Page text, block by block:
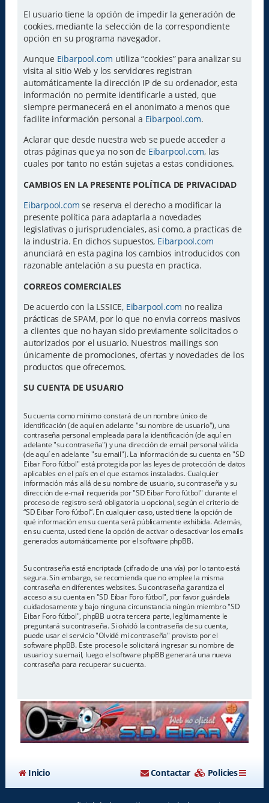
El usuario tiene la opción de impedir la generación de
cookies, mediante la selección de la correspondiente
opción en su programa navegador.
Aunque Eibarpool.com utiliza “cookies” para analizar su
visita al sitio Web y los servidores registran
automáticamente la dirección IP de su ordenador, esta
información no permite identificarle a usted, que
siempre permanecerá en el anonimato a menos que
facilite información personal a Eibarpool.com.
Aclarar que desde nuestra web se puede acceder a
otras páginas que ya no son de Eibarpool.com, las
cuales por tanto no están sujetas a estas condiciones.
CAMBIOS EN LA PRESENTE POLÍTICA DE PRIVACIDAD
Eibarpool.com se reserva el derecho a modificar la
presente política para adaptarla a novedades
legislativas o jurisprudenciales, asi como, a practicas de
la industria. En dichos supuestos, Eibarpool.com
anunciará en esta pagina los cambios introducidos con
razonable antelación a su puesta en practica.
CORREOS COMERCIALES
De acuerdo con la LSSICE, Eibarpool.com no realiza
prácticas de SPAM, por lo que no envia correos masivos
a clientes que no hayan sido previamente solicitados o
autorizados por el usuario. Nuestros mailings son
únicamente de promociones, ofertas y novedades de los
productos que ofrecemos.
SU CUENTA DE USUARIO
Su cuenta como mínimo constará de un nombre único de
identificación (de aquí en adelante "su nombre de usuario"), una
contraseña personal empleada para la identificación (de aquí en
adelante "su contraseña") y una dirección de email personal válida
(de aquí en adelante "su email"). La información de su cuenta en "SD
Eibar Foro fútbol" está protegida por las leyes de protección de datos
aplicables en el país en el que estamos instalados. Cualquier
información más allá de su nombre de usuario, su contraseña y su
dirección de e-mail requerida por "SD Eibar Foro fútbol" durante el
proceso de registro será obligatoria u opcional, según el criterio de
“SD Eibar Foro fútbol”. En cualquier caso, usted tiene la opción de
qué información en su cuenta será públicamente exhibida. Además,
en su cuenta, usted tiene la opción de activar o desactivar los emails
generados automáticamente por el software phpBB.
Su contraseña está encriptada (cifrado de una vía) por lo tanto está
segura. Sin embargo, se recomienda que no emplee la misma
contraseña en diferentes websites. Su contraseña garantiza el
acceso a su cuenta en "SD Eibar Foro fútbol", por favor guárdela
cuidadosamente y bajo ninguna circunstancia ningún miembro "SD
Eibar Foro fútbol", phpBB u otra tercera parte, legítimamente le
preguntará su contraseña. Si olvidó la contraseña de su cuenta,
puede usar el servicio "Olvidé mi contraseña" provisto por el
software phpBB. Este proceso le solicitará ingresar su nombre de
usuario y su email, luego el software phpBB generará una nueva
contraseña para recuperar su cuenta.
Inicio Policies
Contactar